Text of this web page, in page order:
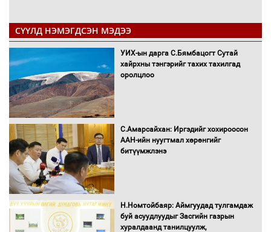
СҮҮЛД НЭМЭГДСЭН МЭДЭЭ
УИХ-ын дарга С.Бямбацогт Сутай
хайрхны тэнгэрийг тахих тахилгад
оролцлоо
С.Амарсайхан: Иргэдийг хохироосон
ААН-ийн нуугтмал хөрөнгийг
битүүмжлэнэ
Н.Номтойбаяр: Аймгуудад тулгамдаж
буй асуудлуудыг Засгийн газрын
хуралдаанд танилцуулж,